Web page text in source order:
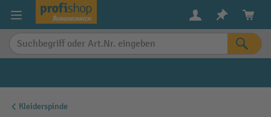
springen
Kleiderspinde